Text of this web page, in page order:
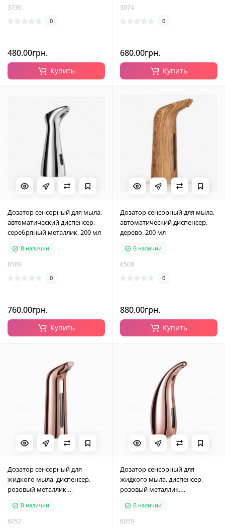
3736
0
480.00грн.
Купить
3074
0
680.00грн.
Купить
Дозатор сенсорный для мыла,
автоматический диспенсер,
серебряный металлик, 200 мл
В наличии
6509
0
760.00грн.
Купить
Дозатор сенсорный для мыла,
автоматический диспенсер,
дерево, 200 мл
В наличии
6508
0
880.00грн.
Купить
Дозатор сенсорный для
жидкого мыла, диспенсер,
розовый металлик,
В наличии
6057
Дозатор сенсорный для
жидкого мыла, диспенсер,
розовый металлик,
В наличии
6059